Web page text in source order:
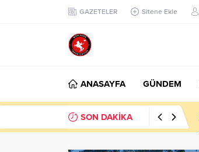
GAZETELER Sitene Ekle
ANASAYFA GÜNDEM
SON DAKİKA